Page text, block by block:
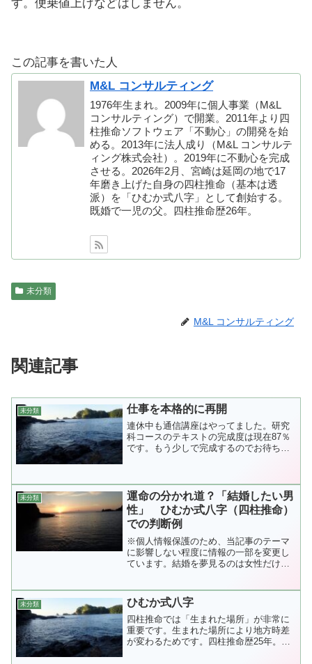
す。便乗値上げなどはしません。
この記事を書いた人
M&L コンサルティング
1976年生まれ。2009年に個人事業（M&L
コンサルティング）で開業。2011年より四
柱推命ソフトウェア「不動心」の開発を始
める。2013年に法人成り（M&L コンサルテ
ィング株式会社）。2019年に不動心を完成
させる。2026年2月、宮崎は延岡の地で17
年磨き上げた自身の四柱推命（基本は透
派）を「ひむか式八字」として創始する。
既婚で一児の父。四柱推命歴26年。
未分類
M&L コンサルティング
関連記事
未分類 仕事を本格的に再開
連休中も通信講座はやってました。研究
科コースのテキストの完成度は現在87％
です。もう少しで完成するのでお待ちく
未分類
運命の分かれ道？「結婚したい男
性」 ひむか式八字（四柱推命）
での判断例
※個人情報保護のため、当記事のテーマ
に影響しない程度に情報の一部を変更し
ています。結婚を夢見るのは女性だけと
未分類 ひむか式八字
四柱推命では「生まれた場所」が非常に
重要です。生まれた場所により地方時差
が変わるためです。四柱推命歴25年。宮